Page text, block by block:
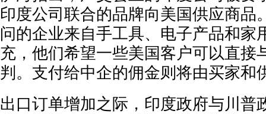
印度公司联合的品牌向美国供应商品
问的企业来自手工具、电子产品和家
充，他们希望一些美国客户可以直接
判。支付给中企的佣金则将由买家和
出口订单增加之际，印度政府与川普